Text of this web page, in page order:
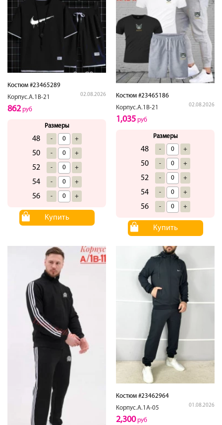
Костюм #23465289
Корпус.А.1В-21
02.08.2026
862руб
Размеры
48 - +
50 - +
52 - +
54 - +
56 - +
Купить
Костюм #23465186
Корпус.А.1В-21
02.08.2026
1,035 руб
Размеры
48 - +
50 - +
52 - +
54 - +
56 - +
Купить
Костюм #23462964
Корпус.А.1А-05
01.08.2026
2,300руб